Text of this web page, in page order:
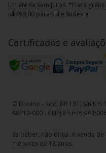
Em até 6x sem juros. *Frete
R$499,00 para Sul e Sudeste
Certificados e
© Divvino - Rod. BR 101, s/n Km
88210-000 - CNPJ 83.646.984/
Se beber, não dirija. A venda
menores de 18 anos.